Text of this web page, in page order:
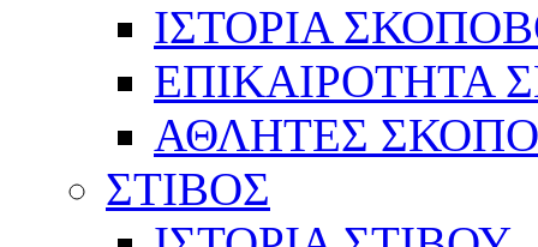
ΙΣΤΟΡΙΑ
ΕΠΙΚΑΙΡΟΤΗΤΑ
ΑΘΛΗΤΕΣ
ΣΤΙΒΟΣ